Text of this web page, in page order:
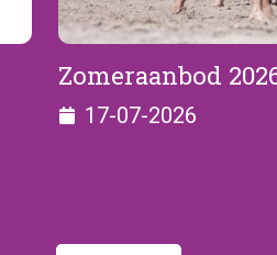
Zomeraanbod
17-07-2026